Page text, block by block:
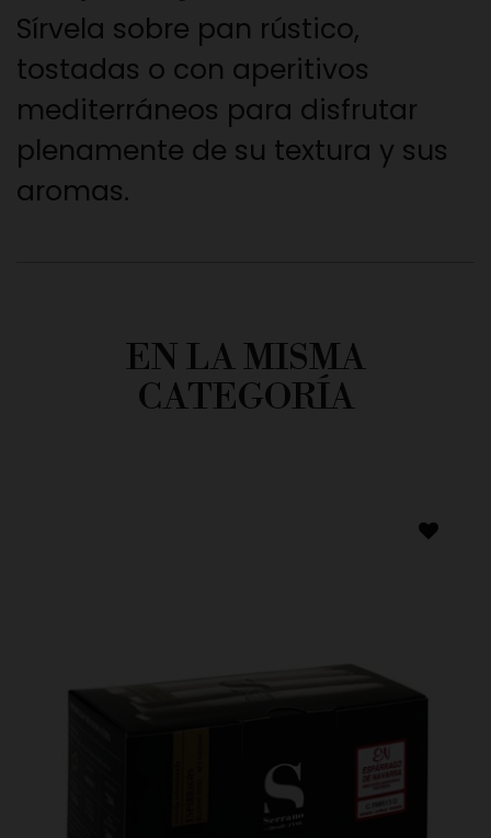
Sírvela sobre pan rústico,
tostadas o con aperitivos
mediterráneos para disfrutar
plenamente de su textura y sus
aromas.
EN LA MISMA
CATEGORÍA